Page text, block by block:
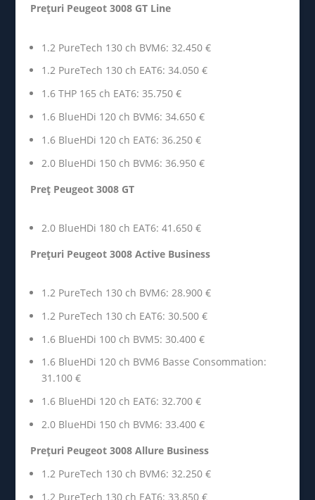
Prețuri Peugeot 3008 GT Line
1.2 PureTech 130 ch BVM6: 32.450 €
1.2 PureTech 130 ch EAT6: 34.050 €
1.6 THP 165 ch EAT6: 35.750 €
1.6 BlueHDi 120 ch BVM6: 34.650 €
1.6 BlueHDi 120 ch EAT6: 36.250 €
2.0 BlueHDi 150 ch BVM6: 36.950 €
Preț Peugeot 3008 GT
2.0 BlueHDi 180 ch EAT6: 41.650 €
Prețuri Peugeot 3008 Active Business
1.2 PureTech 130 ch BVM6: 28.900 €
1.2 PureTech 130 ch EAT6: 30.500 €
1.6 BlueHDi 100 ch BVM5: 30.400 €
1.6 BlueHDi 120 ch BVM6 Basse Consommation:
31.100 €
1.6 BlueHDi 120 ch EAT6: 32.700 €
2.0 BlueHDi 150 ch BVM6: 33.400 €
Prețuri Peugeot 3008 Allure Business
1.2 PureTech 130 ch BVM6: 32.250 €
1.2 PureTech 130 ch EAT6: 33.850 €